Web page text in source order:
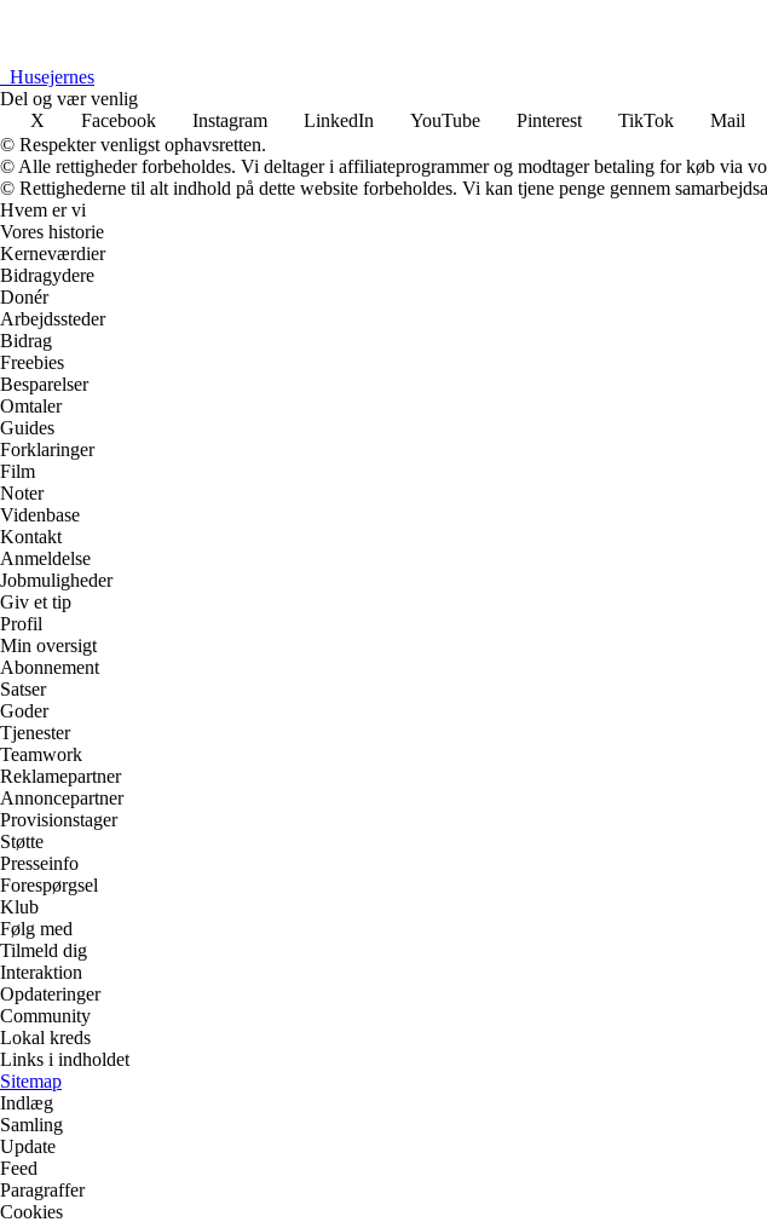
Husejernes
Del og vær venlig
X
Facebook Instagram LinkedIn YouTube Pinterest TikTok Mail
© Respekter venligst ophavsretten.
© Alle rettigheder forbeholdes. Vi deltager i affiliateprogrammer og modtager betaling for køb via
© Rettighederne til alt indhold på dette website forbeholdes. Vi kan tjene penge gennem
Hvem er vi
Vores historie
Kerneværdier
Bidragydere
Donér
Arbejdssteder
Bidrag
Freebies
Besparelser
Omtaler
Guides
Forklaringer
Film
Noter
Videnbase
Kontakt
Anmeldelse
Jobmuligheder
Giv et tip
Profil
Min oversigt
Abonnement
Satser
Goder
Tjenester
Teamwork
Reklamepartner
Annoncepartner
Provisionstager
Støtte
Presseinfo
Forespørgsel
Klub
Følg med
Tilmeld dig
Interaktion
Opdateringer
Community
Lokal kreds
Links i indholdet
Sitemap
Indlæg
Samling
Update
Feed
Paragraffer
Cookies